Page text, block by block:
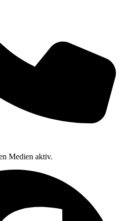
Medien aktiv.